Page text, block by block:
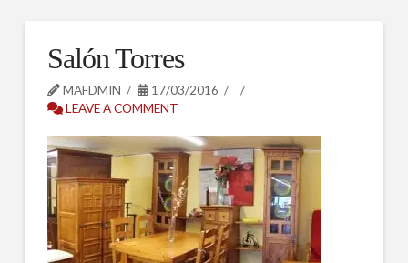
Salón Torres
MAFDMIN
17/03/2016
LEAVE A COMMENT